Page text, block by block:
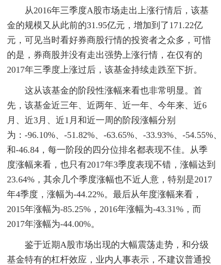
从2016年三季度A股市场走出上涨行情后，该基
金的规模又从此前的31.95亿元，增加到了171.22亿
元，可见当时看好券商股行情的投资者之众多，可惜
的是，券商股并没有走出强势上涨行情，在仅有的
2017年三季度上涨过后，该基金持续走跌至下折。
这从该基金的阶段性涨幅来看也非常明显。首
先，该基金近三年、近两年、近一年、今年来、近6
月、近3月、近1月和近一周的阶段涨幅分别
为：-96.10%、-51.82%、-63.65%、-33.93%、-54.55%
和-46.84，每一阶段的四分位排名都表现不佳。从季
度涨幅来看，也只有2017年3季度表现不错，涨幅达到
23.64%，其余几个季度涨幅也不近人意，特别是2017
年4季度，涨幅为-44.22%。最后从年度涨幅来看，
2015年涨幅为-85.25%，2016年涨幅为-43.31%，而
2017年涨幅为-44.00%。
鉴于近期A股市场出现的大幅震荡走势，和分级
基金特有的杠杆效应，业内人事表示，不建议普通投